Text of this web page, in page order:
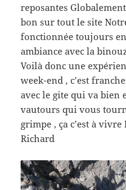
reposantes
bon sur tout le site
fonctionnée toujours
ambiance avec la
Voilà donc une
week-end , c’est
avec le gite qui va bien
vautours qui vous
grimpe , ça c’est à
Richard